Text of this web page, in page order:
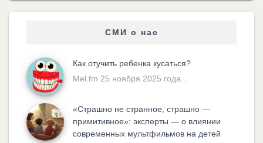
СМИ о нас
Как отучить ребенка кусаться?
Mel.fm 25 ноября 2025 года...
«Cтрашно не странное, страшно —
примитивное»: эксперты — о влиянии
современных мультфильмов на детей